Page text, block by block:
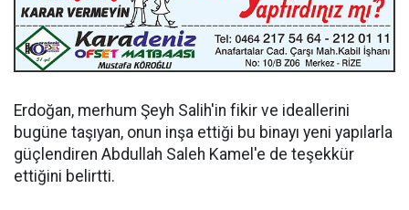
Erdoğan, merhum Şeyh Salih'in fikir ve ideallerini
bugüne taşıyan, onun inşa ettiği bu binayı yeni yapılarla
güçlendiren Abdullah Saleh Kamel'e de teşekkür
ettiğini belirtti.